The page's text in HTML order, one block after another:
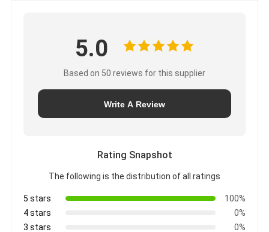
5.0
Based on 50 reviews for this supplier
Write A Review
Rating Snapshot
The following is the distribution of all ratings
5 stars
100%
4 stars
0%
3 stars
0%